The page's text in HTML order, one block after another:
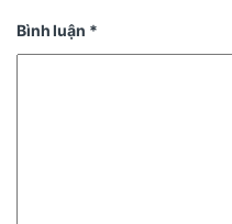
Bình luận *